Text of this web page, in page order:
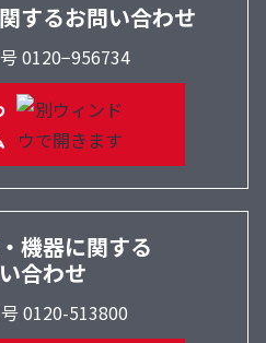
するお問い合わせ
0120−956734
機器に関する
合わせ
0120-513800